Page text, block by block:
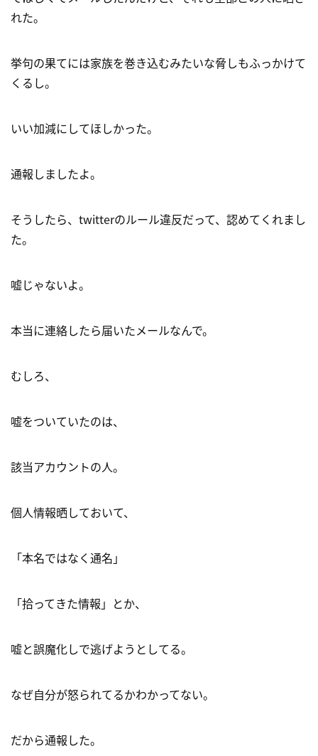
れた。
挙句の果てには家族を巻き込むみたいな脅しもふっかけて
くるし。
いい加減にしてほしかった。
通報しましたよ。
そうしたら、twitterのルール違反だって、認めてくれまし
た。
嘘じゃないよ。
本当に連絡したら届いたメールなんで。
むしろ、
嘘をついていたのは、
該当アカウントの人。
個人情報晒しておいて、
「本名ではなく通名」
「拾ってきた情報」とか、
嘘と誤魔化しで逃げようとしてる。
なぜ自分が怒られてるかわかってない。
だから通報した。